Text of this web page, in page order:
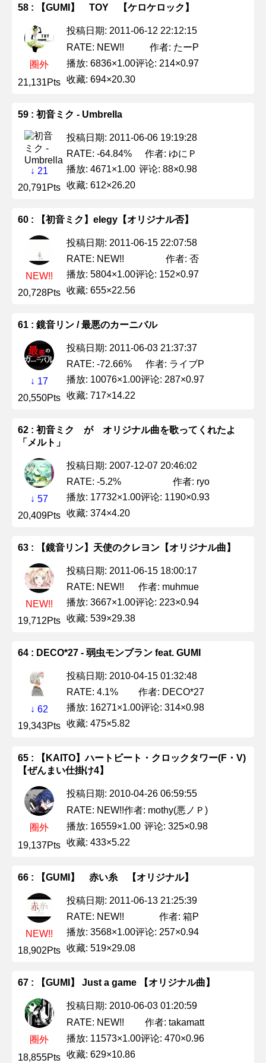
58 : 【GUMI】 TOY 【ケロケロック】
圈外
21,131Pts
投稿日期: 2011-06-12 22:12:15
RATE: NEW!!
作者: たーP
播放: 6836×1.00评论: 214×0.97
收藏: 694×20.30
59 : 初音ミク - Umbrella
↓ 21
20,791Pts
投稿日期: 2011-06-06 19:19:28
RATE: -64.84%
作者: ゆにＰ
播放: 4671×1.00 评论: 88×0.98
收藏: 612×26.20
60 : 【初音ミク】elegy【オリジナル否】
NEW!!
20,728Pts
投稿日期: 2011-06-15 22:07:58
RATE: NEW!!
作者: 否
播放: 5804×1.00评论: 152×0.97
收藏: 655×22.56
61 : 鏡音リン / 最悪のカーニバル
↓ 17
20,550Pts
投稿日期: 2011-06-03 21:37:37
RATE: -72.66%
作者: ライブP
播放: 10076×1.00评论: 287×0.97
收藏: 717×14.22
62 : 初音ミク が オリジナル曲を歌ってくれたよ
「メルト」
↓ 57
20,409Pts
投稿日期: 2007-12-07 20:46:02
RATE: -5.2%
作者: ryo
播放: 17732×1.00评论: 1190×0.93
收藏: 374×4.20
63 : 【鏡音リン】天使のクレヨン【オリジナル曲】
NEW!!
19,712Pts
投稿日期: 2011-06-15 18:00:17
RATE: NEW!!
作者: muhmue
播放: 3667×1.00评论: 223×0.94
收藏: 539×29.38
64 : DECO*27 - 弱虫モンブラン feat. GUMI
↓ 62
19,343Pts
投稿日期: 2010-04-15 01:32:48
RATE: 4.1%
作者: DECO*27
播放: 16271×1.00评论: 314×0.98
收藏: 475×5.82
65 : 【KAITO】ハートビート・クロックタワー(F・V)
【ぜんまい仕掛け4】
圈外
19,137Pts
投稿日期: 2010-04-26 06:59:55
RATE: NEW!!作者: mothy(悪ノＰ)
播放: 16559×1.00 评论: 325×0.98
收藏: 433×5.22
66 : 【GUMI】 赤い糸 【オリジナル】
NEW!!
18,902Pts
投稿日期: 2011-06-13 21:25:39
RATE: NEW!!
作者: 箱P
播放: 3568×1.00评论: 257×0.94
收藏: 519×29.08
67 : 【GUMI】 Just a game 【オリジナル曲】
圈外
18,855Pts
投稿日期: 2010-06-03 01:20:59
RATE: NEW!!
作者: takamatt
播放: 11573×1.00评论: 470×0.96
收藏: 629×10.86